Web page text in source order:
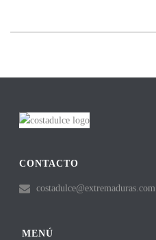
CONTACTO
costadulce@extremaduras.com
MENÚ